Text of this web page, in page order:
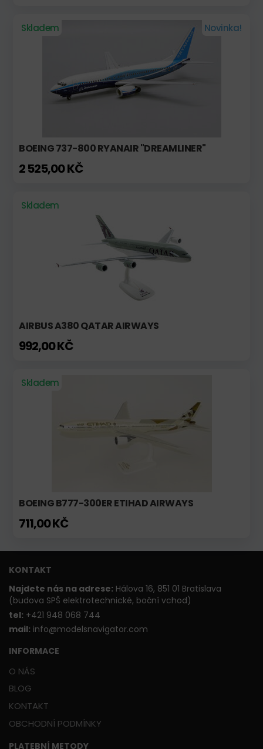
Skladem Novinka!
BOEING 737-800 RYANAIR "DREAMLINER"
2 525,00 KČ
Skladem
AIRBUS A380 QATAR AIRWAYS
992,00 KČ
Skladem
BOEING B777-300ER ETIHAD AIRWAYS
711,00 KČ
KONTAKT
Najdete nás na adrese: Hálova 16, 851 01 Bratislava
(budova SPŠ elektrotechnické, boční vchod)
tel: +421 948 068 744
mail: info@modelsnavigator.com
INFORMACE
O NÁS
BLOG
KONTAKT
OBCHODNÍ PODMÍNKY
PLATEBNÍ METODY